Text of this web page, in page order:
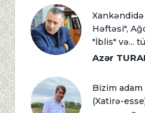
Xankəndidə
Həftəsi",
"İblis" və...
Azər
Bizim
(Xatirə-